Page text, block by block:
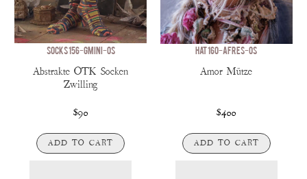
SOCKS 156-GMINI-OS
Abstrakte OTK Socken
Zwilling
$90
ADD TO CART
HAT 160-AFRES-OS
Amor Mütze
$400
ADD TO CART